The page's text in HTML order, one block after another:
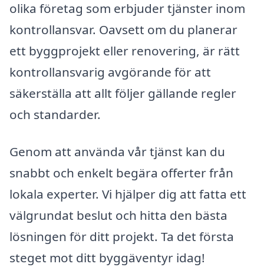
olika företag som erbjuder tjänster inom
kontrollansvar. Oavsett om du planerar
ett byggprojekt eller renovering, är rätt
kontrollansvarig avgörande för att
säkerställa att allt följer gällande regler
och standarder.
Genom att använda vår tjänst kan du
snabbt och enkelt begära offerter från
lokala experter. Vi hjälper dig att fatta ett
välgrundat beslut och hitta den bästa
lösningen för ditt projekt. Ta det första
steget mot ditt byggäventyr idag!